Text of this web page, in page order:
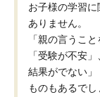
お子様の学習
ありません。
「親の言うこ
「受験が不安
結果がでない
ものもあるでし